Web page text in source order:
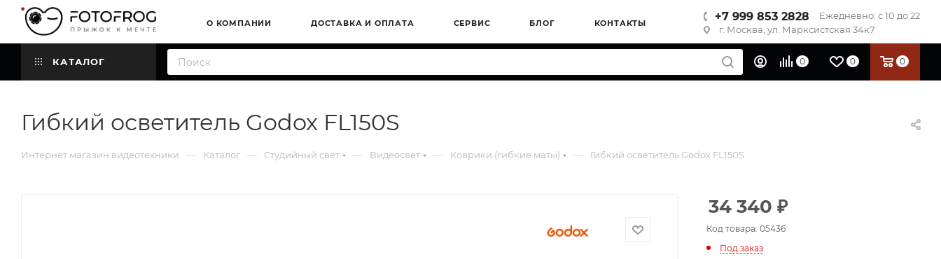
О КОМПАНИИ ДОСТАВКА И ОПЛАТА СЕРВИС БЛОГ КОНТАКТЫ
+7 999 853 2828
Ежедневно: с 10 до 22
г. Москва, ул. Марксистская 34к7
КАТАЛОГ 0 0 0
Гибкий осветитель Godox FL150S
Интернет магазин видеотехники — Каталог — Студийный свет — Видеосвет — Коврики (гибкие маты) — Гибкий осветитель Godox FL150S
34 340 ₽
Код товара: 05436
Под заказ